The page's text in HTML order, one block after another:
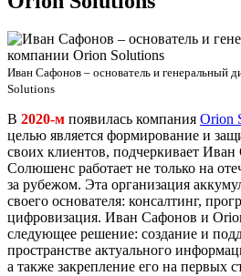
Иван Сафонов – основатель и генеральный
Solutions
В 2020-м появилась компания Orion
целью является формирование и
своих клиентов, подчеркивает
Солюшенс работает не только на
за рубежом. Эта организация
своего основателя: консалтинг,
цифровизация. Иван Сафонов и
следующее решение: создание и
пространстве актуального
а также закрепление его на первых